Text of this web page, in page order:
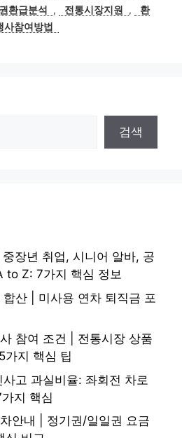
환급분석 , 전통시장지원 ,
환
사참여방법
검색
장년 취업, 시니어 알바, 공
to Z: 7가지 핵심 정보
산 | 미사용 연차 퇴직금 포
참여 조건 | 전통시장 상품
가지 핵심 팁
고 과실비율: 좌회전 차로
지 핵심
안내 | 정기권/일일권 요금